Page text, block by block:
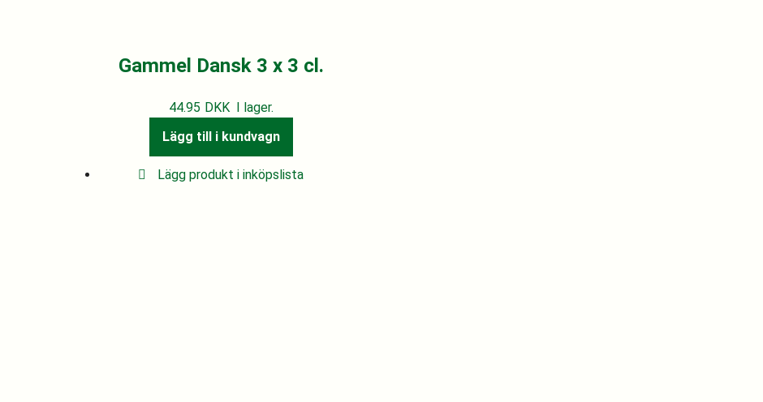
Gammel Dansk 3 x 3 cl.
44.95 DKK
I lager.
Lägg till i kundvagn
Lägg produkt i inköpslista